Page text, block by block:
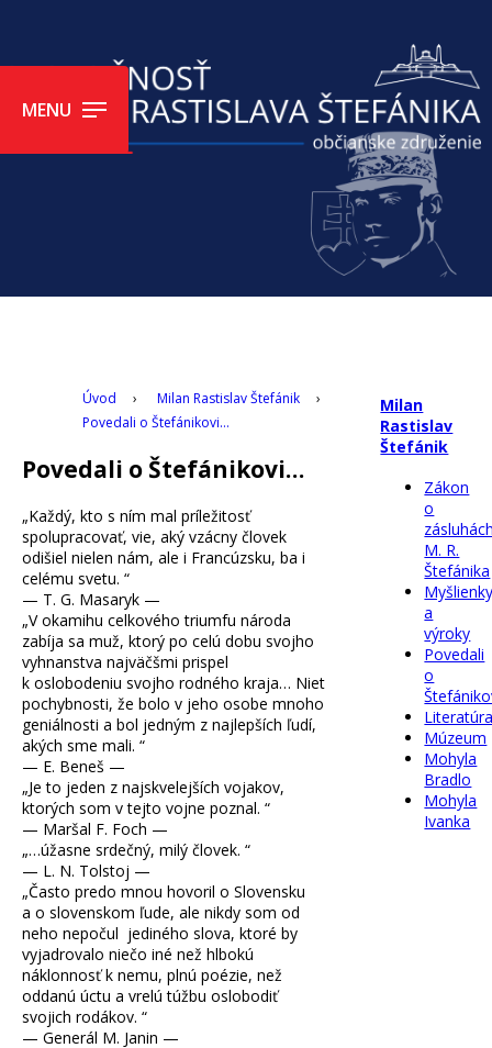
MENU
Úvod › Milan Rastislav Štefánik
›
Povedali o Štefánikovi…
Povedali o Štefánikovi…
„Každý, kto s ním mal príležitosť
spolupracovať, vie, aký vzácny človek
odišiel nielen nám, ale i Francúzsku, ba i
celému svetu. “
— T. G. Masaryk —
„V okamihu celkového triumfu národa
zabíja sa muž, ktorý po celú dobu svojho
vyhnanstva najväčšmi prispel
k oslobodeniu svojho rodného kraja… Niet
pochybnosti, že bolo v jeho osobe mnoho
geniálnosti a bol jedným z najlepších ľudí,
akých sme mali. “
— E. Beneš —
„Je to jeden z najskvelejších vojakov,
ktorých som v tejto vojne poznal. “
— Maršal F. Foch —
„…úžasne srdečný, milý človek. “
— L. N. Tolstoj —
„Často predo mnou hovoril o Slovensku
a o slovenskom ľude, ale nikdy som od
neho nepočul jediného slova, ktoré by
vyjadrovalo niečo iné než hlbokú
náklonnosť k nemu, plnú poézie, než
oddanú úctu a vrelú túžbu oslobodiť
svojich rodákov. “
— Generál M. Janin —
Milan
Rastislav
Štefánik
Zákon
o
M. R.
Štefánika
a
výroky
Povedali
o
Múzeum
Mohyla
Bradlo
Mohyla
Ivanka